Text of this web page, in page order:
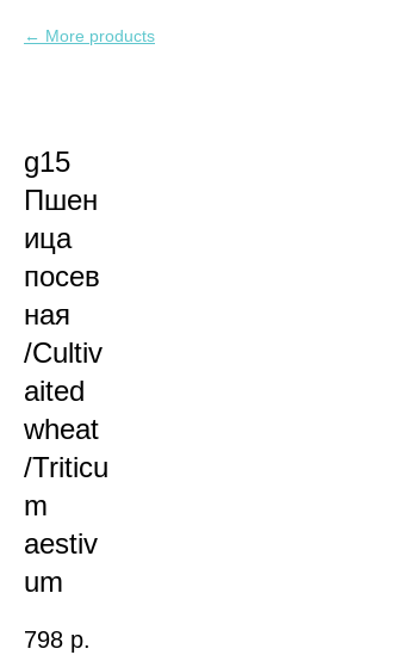
More products
g15
Пшен
ица
посев
ная
/Cultiv
aited
wheat
/Triticu
m
aestiv
um
798 р.